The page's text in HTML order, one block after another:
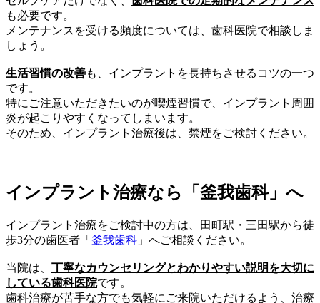
も必要です。
メンテナンスを受ける頻度については、歯科医院で相談しま
しょう。
生活習慣の改善も、インプラントを長持ちさせるコツの一つ
です。
特にご注意いただきたいのが喫煙習慣で、インプラント周囲
炎が起こりやすくなってしまいます。
そのため、インプラント治療後は、禁煙をご検討ください。
インプラント治療なら「釜我歯科」へ
インプラント治療をご検討中の方は、田町駅・三田駅から徒
歩3分の歯医者「 釜我歯科 」へご相談ください。
当院は、 丁寧なカウンセリングとわかりやすい説明を大切に
している歯科医院です。
歯科治療が苦手な方でも気軽にご来院いただけるよう、治療